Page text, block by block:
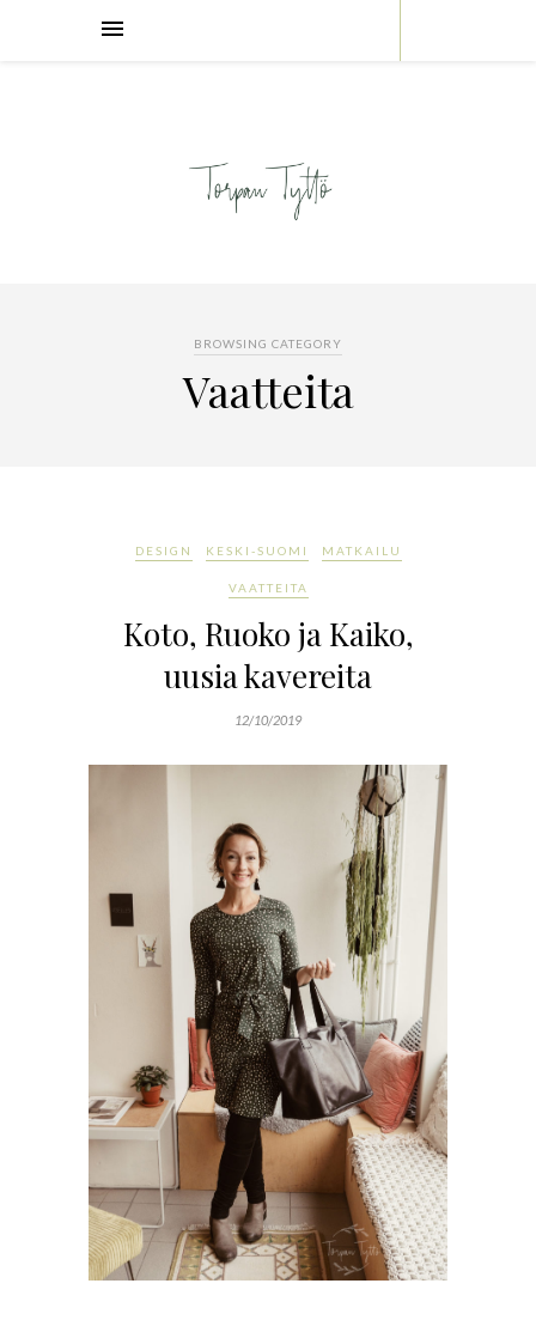
BROWSING CATEGORY
Vaatteita
DESIGN KESKI-SUOMI MATKAILU
VAATTEITA
Koto, Ruoko ja Kaiko,
uusia kavereita
12/10/2019